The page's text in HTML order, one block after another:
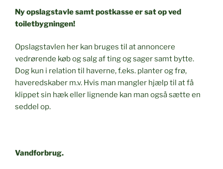
Ny opslagstavle samt postkasse er sat op ved
toiletbygningen!
Opslagstavlen her kan bruges til at annoncere
vedrørende køb og salg af ting og sager samt bytte.
Dog kun i relation til haverne, f.eks. planter og frø,
haveredskaber m.v. Hvis man mangler hjælp til at få
klippet sin hæk eller lignende kan man også sætte en
seddel op.
Vandforbrug.